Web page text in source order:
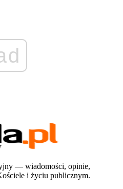
— wiadomości, opinie,
i życiu publicznym.